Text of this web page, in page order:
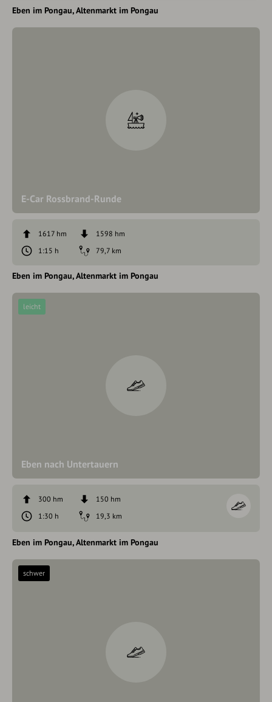
Eben im Pongau Altenmarkt im Pongau
E-Car Rossbrand-Runde
1617 hm
1598 hm
1:15 h
79,7 km
Eben im Pongau Altenmarkt im Pongau
Eben nach Untertauern
leicht
300 hm
150 hm
1:30 h
19,3 km
Eben im Pongau Altenmarkt im Pongau
schwer